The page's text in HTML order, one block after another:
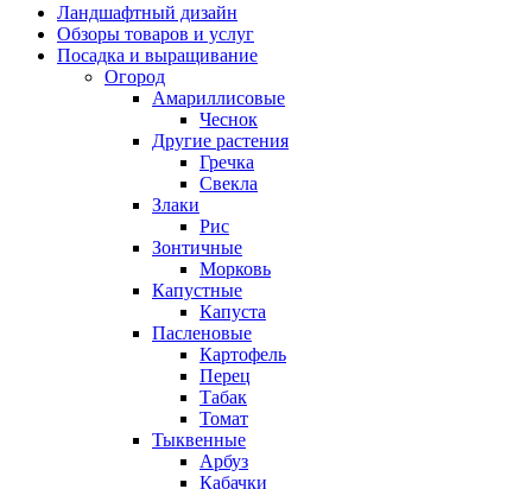
Ландшафтный дизайн
Обзоры товаров и услуг
Посадка и выращивание
Огород
Амариллисовые
Чеснок
Другие растения
Гречка
Свекла
Злаки
Рис
Зонтичные
Морковь
Капустные
Капуста
Пасленовые
Картофель
Перец
Табак
Томат
Тыквенные
Арбуз
Кабачки